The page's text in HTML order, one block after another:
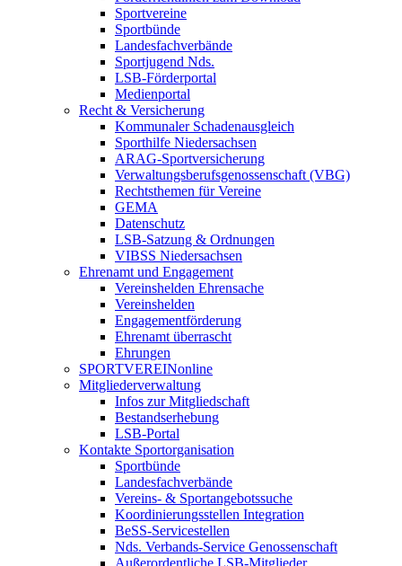
Sportvereine
Sportbünde
Landesfachverbände
Sportjugend Nds.
LSB-Förderportal
Medienportal
Recht & Versicherung
Kommunaler Schadenausgleich
Sporthilfe Niedersachsen
ARAG-Sportversicherung
Verwaltungsberufsgenossenschaft (VBG)
Rechtsthemen für Vereine
GEMA
Datenschutz
LSB-Satzung & Ordnungen
VIBSS Niedersachsen
Ehrenamt und Engagement
Vereinshelden Ehrensache
Vereinshelden
Engagementförderung
Ehrenamt überrascht
Ehrungen
SPORTVEREINonline
Mitgliederverwaltung
Infos zur Mitgliedschaft
Bestandserhebung
LSB-Portal
Kontakte Sportorganisation
Sportbünde
Landesfachverbände
Vereins- & Sportangebotssuche
Koordinierungsstellen Integration
BeSS-Servicestellen
Nds. Verbands-Service Genossenschaft
Außerordentliche LSB-Mitglieder